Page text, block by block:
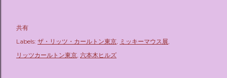
共有
Labels: ザ・リッツ・カールトン東京 ミッキーマウス展
リッツカールトン東京 六本木ヒルズ